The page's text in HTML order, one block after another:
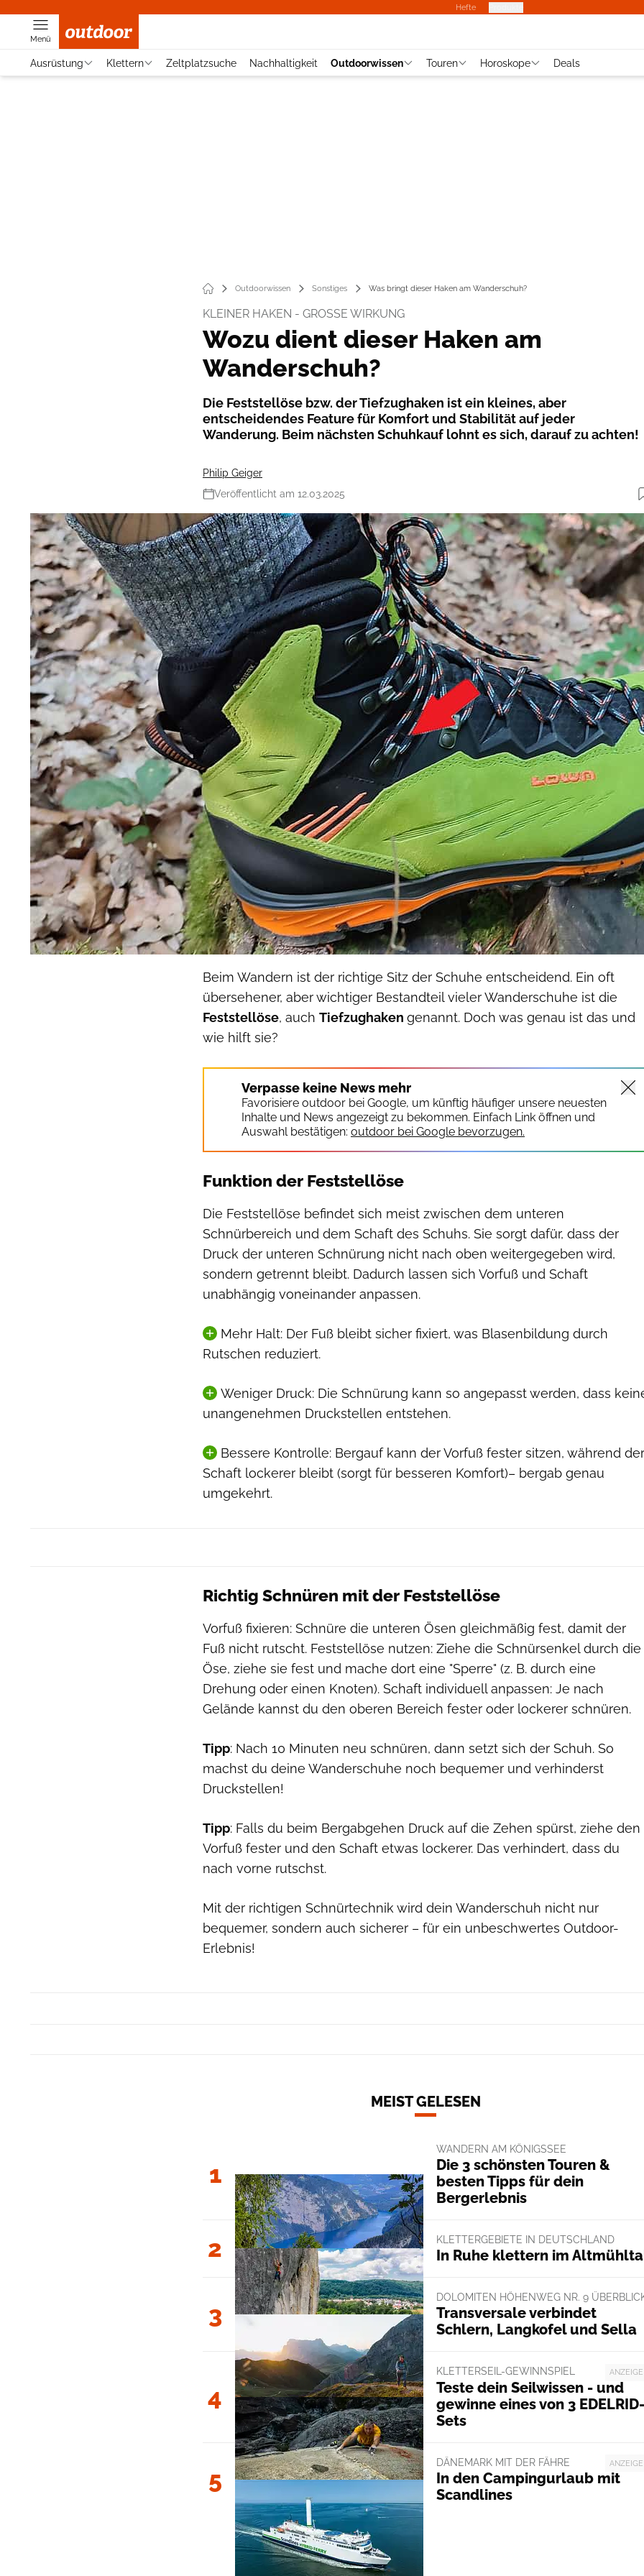
Hefte
Menü
Ausrüstung Klettern Zeltplatzsuche Nachhaltigkeit Outdoorwissen Touren Horoskope Deals
Outdoorwissen Sonstiges Was bringt dieser Haken am Wanderschuh?
KLEINER HAKEN - GROSSE WIRKUNG
Wozu dient dieser Haken am
Wanderschuh?
Die Feststellöse bzw. der Tiefzughaken ist ein kleines, aber
entscheidendes Feature für Komfort und Stabilität auf jeder
Wanderung. Beim nächsten Schuhkauf lohnt es sich, darauf zu achten!
Philip Geiger
Veröffentlicht am 12.03.2025
Beim Wandern ist der richtige Sitz der Schuhe entscheidend. Ein oft
übersehener, aber wichtiger Bestandteil vieler Wanderschuhe ist die
Feststellöse, auch Tiefzughaken genannt. Doch was genau ist das und
wie hilft sie?
Verpasse keine News mehr
Favorisiere outdoor bei Google, um künftig häufiger unsere neuesten
Inhalte und News angezeigt zu bekommen. Einfach Link öffnen und
Auswahl bestätigen: outdoor bei Google bevorzugen.
Funktion der Feststellöse
Die Feststellöse befindet sich meist zwischen dem unteren
Schnürbereich und dem Schaft des Schuhs. Sie sorgt dafür, dass der
Druck der unteren Schnürung nicht nach oben weitergegeben wird,
sondern getrennt bleibt. Dadurch lassen sich Vorfuß und Schaft
unabhängig voneinander anpassen.
Mehr Halt: Der Fuß bleibt sicher fixiert, was Blasenbildung durch
Rutschen reduziert.
Weniger Druck: Die Schnürung kann so angepasst werden, dass
unangenehmen Druckstellen entstehen.
Bessere Kontrolle: Bergauf kann der Vorfuß fester sitzen, während der
Schaft lockerer bleibt (sorgt für besseren Komfort)– bergab genau
umgekehrt.
Richtig Schnüren mit der Feststellöse
Vorfuß fixieren: Schnüre die unteren Ösen gleichmäßig fest, damit der
Fuß nicht rutscht. Feststellöse nutzen: Ziehe die Schnürsenkel durch die
Öse, ziehe sie fest und mache dort eine "Sperre" (z. B. durch eine
Drehung oder einen Knoten). Schaft individuell anpassen: Je nach
Gelände kannst du den oberen Bereich fester oder lockerer schnüren.
Tipp: Nach 10 Minuten neu schnüren, dann setzt sich der Schuh. So
machst du deine Wanderschuhe noch bequemer und verhinderst
Druckstellen!
Tipp: Falls du beim Bergabgehen Druck auf die Zehen spürst, ziehe den
Vorfuß fester und den Schaft etwas lockerer. Das verhindert, dass du
nach vorne rutschst.
Mit der richtigen Schnürtechnik wird dein Wanderschuh nicht nur
bequemer, sondern auch sicherer – für ein unbeschwertes Outdoor-
Erlebnis!
MEIST GELESEN
1
WANDERN AM KÖNIGSSEE
Die 3 schönsten Touren &
besten Tipps für dein
Bergerlebnis
2 KLETTERGEBIETE IN DEUTSCHLAND
In Ruhe klettern im
3
DOLOMITEN HÖHENWEG NR. 9
Transversale verbindet
Schlern, Langkofel und Sella
4
ANZEIGE
KLETTERSEIL-GEWINNSPIEL
Teste dein Seilwissen - und
gewinne eines von 3 EDELRID-
Sets
5
ANZEIGE
DÄNEMARK MIT DER FÄHRE
In den Campingurlaub mit
Scandlines